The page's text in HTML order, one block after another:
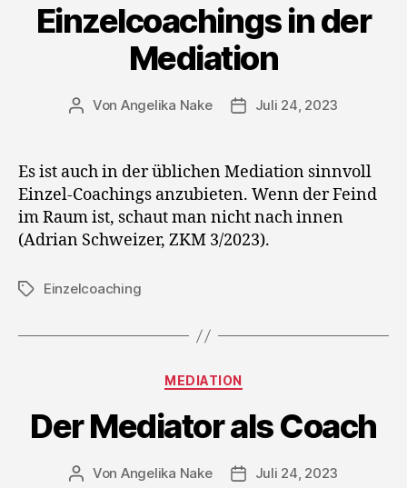
Einzelcoachings in der
Mediation
Beitragsautor
Von Angelika Nake Veröffentlichungsdatum
Juli 24, 2023
Es ist auch in der üblichen Mediation sinnvoll
Einzel-Coachings anzubieten. Wenn der Feind
im Raum ist, schaut man nicht nach innen
(Adrian Schweizer, ZKM 3/2023).
Schlagwörter
Einzelcoaching
Kategorien
MEDIATION
Der Mediator als Coach
Beitragsautor
Von Angelika Nake Veröffentlichungsdatum
Juli 24, 2023